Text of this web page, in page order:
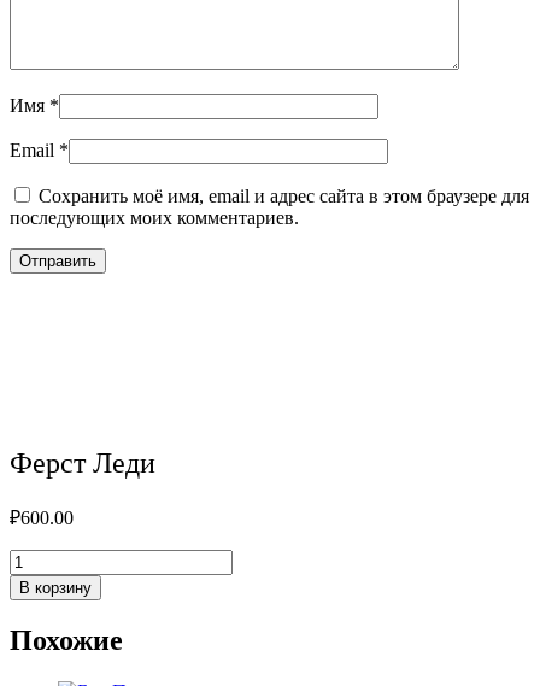
Имя *
Email *
Сохранить моё имя, email и адрес сайта в этом браузере для
последующих моих комментариев.
Ферст Леди
₽600.00
Количество
товара
Ферст
В корзину
Похожие